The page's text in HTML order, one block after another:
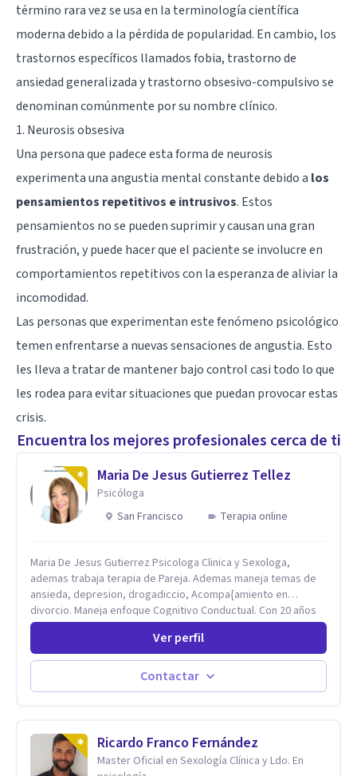
término rara vez se usa en la terminología científica
moderna debido a la pérdida de popularidad. En cambio, los
trastornos específicos llamados fobia, trastorno de
ansiedad generalizada y trastorno obsesivo-compulsivo se
denominan comúnmente por su nombre clínico.
1. Neurosis obsesiva
Una persona que padece esta forma de neurosis
experimenta una angustia mental constante debido a los
pensamientos repetitivos e intrusivos. Estos
pensamientos no se pueden suprimir y causan una gran
frustración, y puede hacer que el paciente se involucre en
comportamientos repetitivos con la esperanza de aliviar la
incomodidad.
Las personas que experimentan este fenómeno psicológico
temen enfrentarse a nuevas sensaciones de angustia. Esto
les lleva a tratar de mantener bajo control casi todo lo que
les rodea para evitar situaciones que puedan provocar estas
crisis.
Encuentra los mejores profesionales cerca de ti
Maria De Jesus Gutierrez Tellez
Psicóloga
San Francisco
Terapia online
Maria De Jesus Gutierrez Psicologa Clinica y Sexologa,
ademas trabaja terapia de Pareja. Ademas maneja temas de
ansieda, depresion, drogadiccio, Acompa{amiento en
divorcio. Maneja enfoque Cognitivo Conductual. Con 20 años
de experiencia, constantemente capacitandose en las
diferntes areas de la Salud Mental.
Ver perfil
Contactar
Ricardo Franco Fernández
Master Oficial en Sexología Clínica y Ldo. En